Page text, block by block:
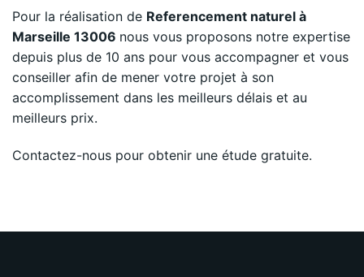
Pour la réalisation de Referencement naturel à
Marseille 13006 nous vous proposons notre expertise
depuis plus de 10 ans pour vous accompagner et vous
conseiller afin de mener votre projet à son
accomplissement dans les meilleurs délais et au
meilleurs prix.
Contactez-nous pour obtenir une étude gratuite.